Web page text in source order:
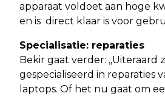
apparaat voldoet aan hoge
en is direct klaar is voor
Specialisatie: reparaties
Bekir gaat verder: ,,Uiteraard
gespecialiseerd in reparaties
laptops. Of het nu gaat om